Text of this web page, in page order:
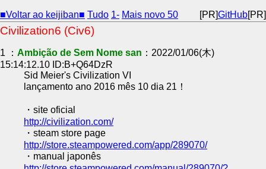
■Voltar ao keijiban■ Tudo 1- Mais novo 50 [PR]GitHub[PR]
Civilization6 (Civ6)
1 ： Ambição de Sem Nome san ：2022/01/06(木)
15:14:12.10 ID:B+Q64DzR
Sid Meier's Civilization VI
lançamento ano 2016 mês 10 dia 21！
・site oficial
http://civilization.com/
・steam store page
http://store.steampowered.com/app/289070/
・manual japonês